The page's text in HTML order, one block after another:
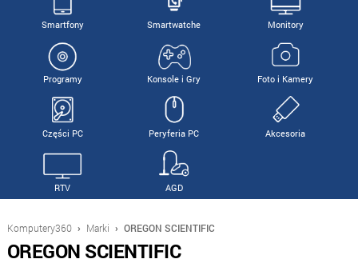
Smartfony Smartwatche Monitory
Programy Konsole i Gry Foto i Kamery
Części PC Peryferia PC Akcesoria
RTV AGD
Komputery360 › Marki › OREGON SCIENTIFIC
OREGON SCIENTIFIC